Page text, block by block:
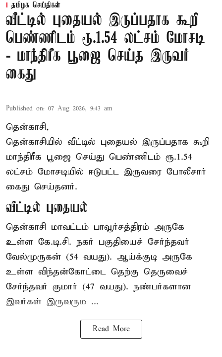
தமிழக செய்திகள்
வீட்டில் புதையல் இருப்பதாக கூறி
பெண்ணிடம் ரூ.1.54 லட்சம் மோசடி
- மாந்திரீக பூஜை செய்த இருவர்
கைது
Published on: 07 Aug 2026, 9:43 am
தென்காசி,
தென்காசியில் வீட்டில் புதையல் இருப்பதாக கூறி
மாந்திரீக பூஜை செய்து பெண்ணிடம் ரூ.1.54
லட்சம் மோசடியில் ஈடுபட்ட இருவரை போலீசார்
கைது செய்தனர்.
வீட்டில் புதையல்
தென்காசி மாவட்டம் பாவூர்சத்திரம் அருகே
உள்ள கே.டி.சி. நகர் பகுதியைச் சேர்ந்தவர்
வேல்முருகன் (54 வயது). ஆய்க்குடி அருகே
உள்ள விந்தன்கோட்டை தெற்கு தெருவைச்
சேர்ந்தவர் குமார் (47 வயது). நண்பர்களான
இவர்கள் இருவரும ...
Read More